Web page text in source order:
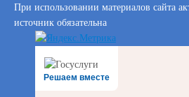
При использовании материалов сайта
источник обязательна
Решаем вместе